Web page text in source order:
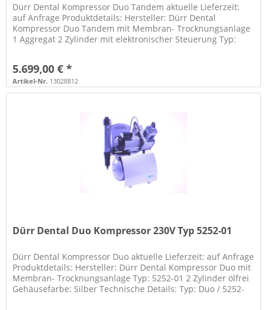
Dürr Dental Kompressor Duo Tandem aktuelle Lieferzeit:
auf Anfrage Produktdetails: Hersteller: Dürr Dental
Kompressor Duo Tandem mit Membran- Trocknungsanlage
1 Aggregat 2 Zylinder mit elektronischer Steuerung Typ:
5.699,00 € *
Artikel-Nr. 13028812
Dürr Dental Duo Kompressor 230V Typ 5252-01
Dürr Dental Kompressor Duo aktuelle Lieferzeit: auf Anfrage
Produktdetails: Hersteller: Dürr Dental Kompressor Duo mit
Membran- Trocknungsanlage Typ: 5252-01 2 Zylinder ölfrei
Gehäusefarbe: Silber Technische Details: Typ: Duo / 5252-